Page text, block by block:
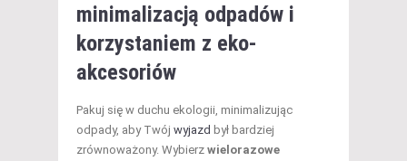
minimalizacją odpadów i
korzystaniem z eko-
akcesoriów
Pakuj się w duchu ekologii, minimalizując
odpady, aby Twój wyjazd był bardziej
zrównoważony. Wybierz wielorazowe